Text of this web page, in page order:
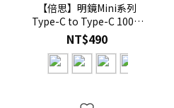
【倍思】明鏡Mini系列
Type-C to Type-C 100w
伸縮收納 快速充電線 充電
傳輸線 1m (星耀黑/皓月
白/星海藍/星雲紫)
NT$490